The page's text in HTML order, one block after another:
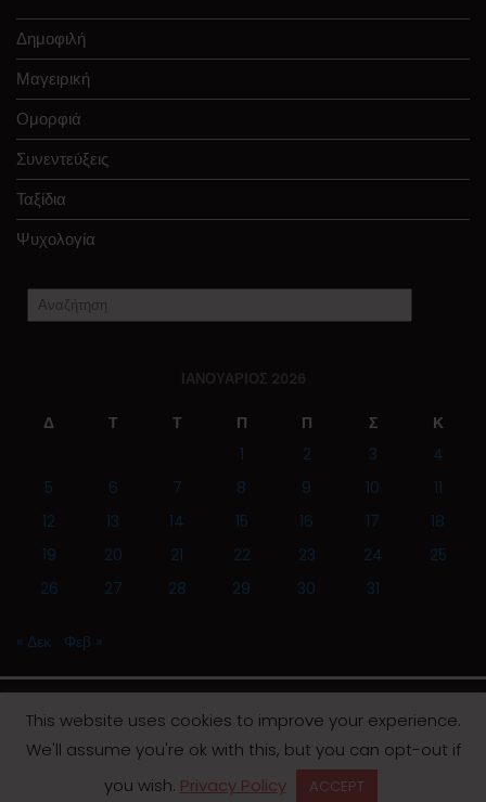
Δημοφιλή
Μαγειρική
Ομορφιά
Συνεντεύξεις
Ταξίδια
Ψυχολογία
ΙΑΝΟΥΆΡΙΟΣ 2026
Δ Τ Τ Π Π Σ
Κ
1
2 3
4
5
6 7 8 9 10
11
12
13 14 15 16 17
18
19
20 21 22 23 24
25
26
27 28 29 30 31
« Δεκ Φεβ »
© 2019 | Screen Magazine - Ηλεκτρονική εφημερίδα
This website uses cookies to improve your experience.
We'll assume you're ok with this, but you can opt-out if
you wish. Privacy Policy ACCEPT